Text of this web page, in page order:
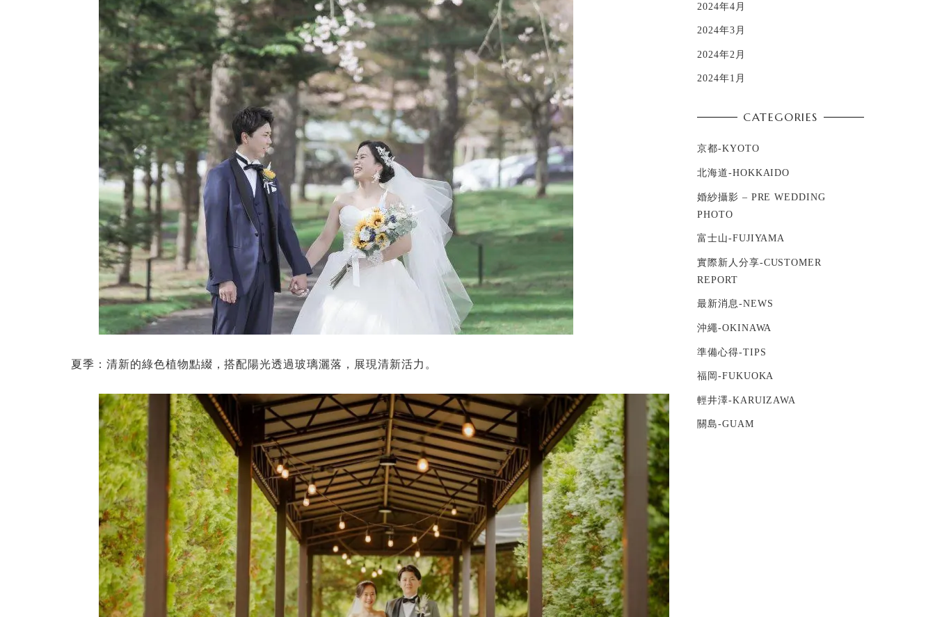
夏季：清新的綠色植物點綴，搭配陽光透過玻璃灑落，展現清新活力。
2024年4月
2024年3月
2024年2月
2024年1月
CATEGORIES
京都-KYOTO
北海道-HOKKAIDO
婚紗攝影 – PRE WEDDING
PHOTO
富士山-FUJIYAMA
實際新人分享-CUSTOMER
REPORT
最新消息-NEWS
沖繩-OKINAWA
準備心得-TIPS
福岡-FUKUOKA
輕井澤-KARUIZAWA
關島-GUAM